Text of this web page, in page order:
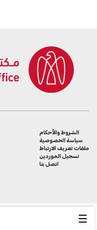
الشروط والأحكام
سياسة الخصوصية
ملفات تعريف الارتباط
تسجيل الموردين
اتصل بنا